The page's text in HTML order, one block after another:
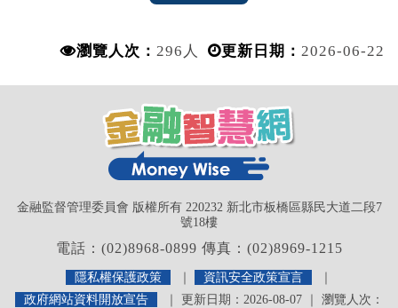
瀏覽人次： 296人 更新日期： 2026-06-22
金融監督管理委員會 版權所有 220232 新北市板橋區縣民大道二段7
號18樓
電話：(02)8968-0899 傳真：(02)8969-1215
隱私權保護政策 ｜ 資訊安全政策宣言
｜
政府網站資料開放宣告
｜ 更新日期：2026-08-07 ｜ 瀏覽人次：